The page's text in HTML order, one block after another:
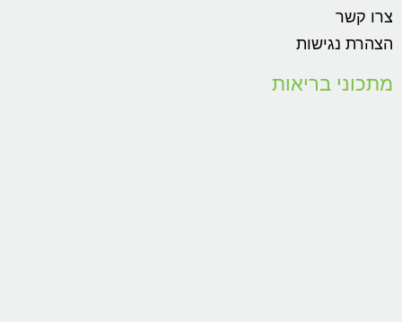
צרו קשר
הצהרת נגישות
מתכוני בריאות